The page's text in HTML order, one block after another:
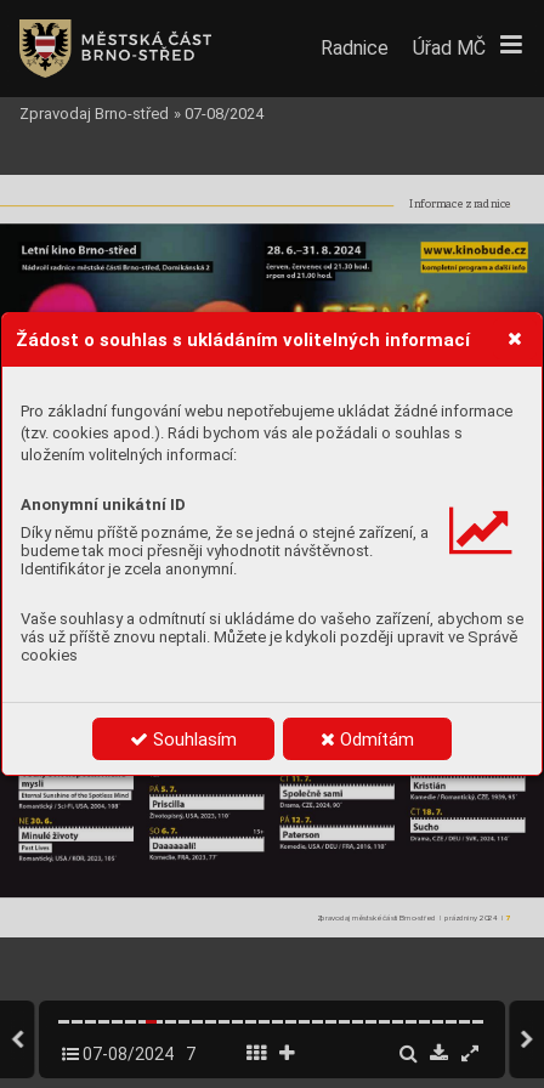
Žádost o souhlas s ukládáním volitelných informací
Pro základní fungování webu nepotřebujeme ukládat žádné informace
(tzv. cookies apod.). Rádi bychom vás ale požádali o souhlas s
uložením volitelných informací:
Anonymní unikátní ID
Díky němu příště poznáme, že se jedná o stejné zařízení, a
budeme tak moci přesněji vyhodnotit návštěvnost.
Identifikátor je zcela anonymní.
Vaše souhlasy a odmítnutí si ukládáme do vašeho zařízení, abychom se
vás už příště znovu neptali. Můžete je kdykoli později upravit ve Správě
cookies
Souhlasím Odmítám
Zpravodaj městské části Brno-střed | prázdniny 2024 | 7
Informace z radnice
Radnice Úřad MČ
Zpravodaj Brno-střed » 07-08/2024
07-08/2024 7